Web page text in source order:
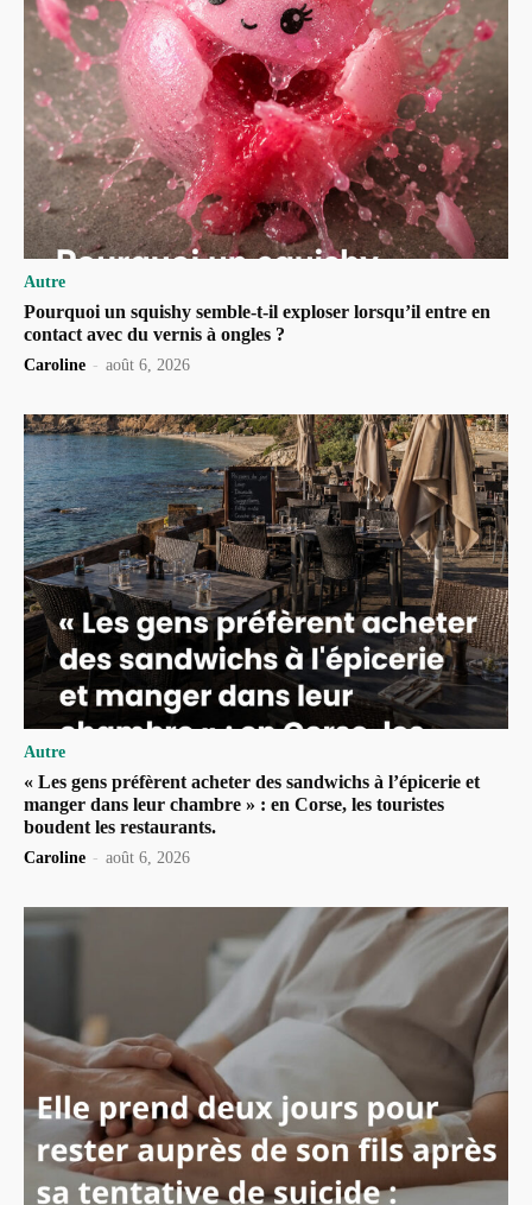
Autre
Pourquoi un squishy semble-t-il exploser lorsqu’il entre en
contact avec du vernis à ongles ?
Caroline - août 6, 2026
Autre
« Les gens préfèrent acheter des sandwichs à l’épicerie et
manger dans leur chambre » : en Corse, les touristes
boudent les restaurants.
Caroline - août 6, 2026